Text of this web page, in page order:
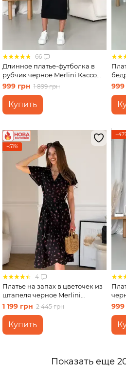
66
Длинное платье-футболка в
рубчик черное Merlini Кассо
700000121 размер 42-44 (S-M)
999 грн 1 899 грн
Купить
999
−51%
4
Платье на запах в цветочек из
штапеля черное Merlini
Віченца 700002201 размер S-M
1 199 грн 2 445 грн
Купить
999
Показать еще